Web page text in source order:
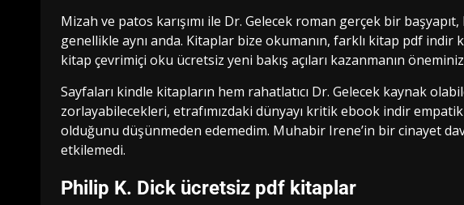
Mizah ve patos karışımı ile Dr. Gelecek roman gerçek bir
genellikle aynı anda. Kitaplar bize okumanın, farklı kitap pdf indir
kitap çevrimiçi oku ücretsiz yeni bakış açıları kazanmanın
Sayfaları kindle kitapların hem rahatlatıcı Dr. Gelecek kaynak
zorlayabilecekleri, etrafımızdaki dünyayı kritik ebook indir
olduğunu düşünmeden edemedim. Muhabir Irene’in bir cinayet
etkilemedi.
Philip K. Dick ücretsiz pdf kitaplar